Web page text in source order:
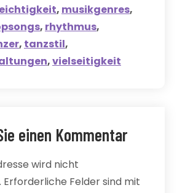
, musikgenres,
, rhythmus,
, tanzstil,
,vielseitigkeit
einen Kommentar
wird nicht
Erforderliche Felder sind mit